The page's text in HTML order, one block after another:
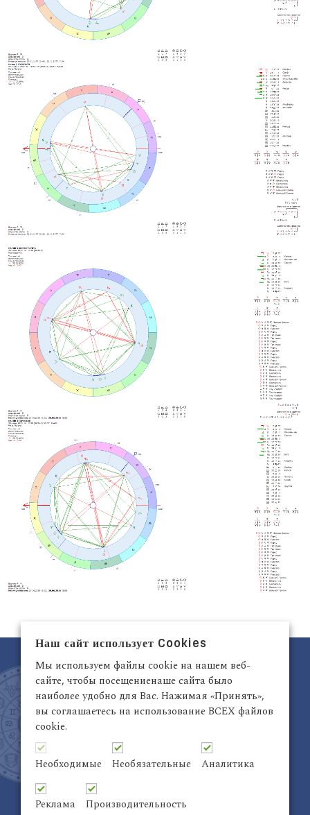
Латвия, Рига,
Электронный адрес:
info@astrodata.lv
Inter@ktiv
Наш сайт использует Cookies
Мы используем файлы cookie на нашем веб-
сайте, чтобы посещениенаше сайта было
наиболее удобно для Вас. Нажимая «Принять»,
вы соглашаетесь на использование ВСЕХ файлов
cookie.
Необходимые Необязательные Аналитика
Реклама Производительность